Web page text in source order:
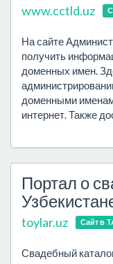
www.cctld.uz
На сайте
получить
доменных имен.
доменными
интернет. Также
Портал о
toylar.uz Сайт в
Свадебный